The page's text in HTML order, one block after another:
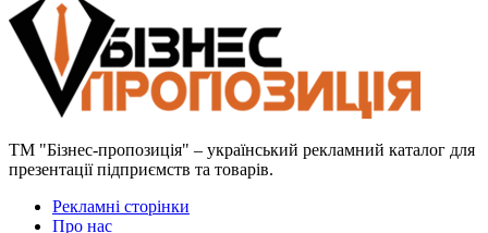
ТМ "Бізнес-пропозиція" – український рекламний каталог для
презентації підприємств та товарів.
Рекламні сторінки
Про нас